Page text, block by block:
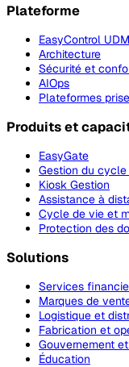
Plateforme
EasyControl UDM
Architecture
Sécurité et
AIOps
Plateformes
Produits et
EasyGate
Gestion du
Kiosk Gestion
Assistance à
Cycle de vie et
Protection des
Solutions
Services
Marques de
Logistique et
Fabrication et
Gouvernement
Éducation